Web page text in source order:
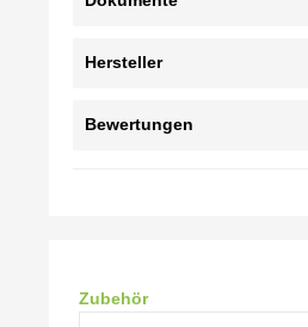
Hersteller
Bewertungen
Produktgalerie überspringen
Zubehör